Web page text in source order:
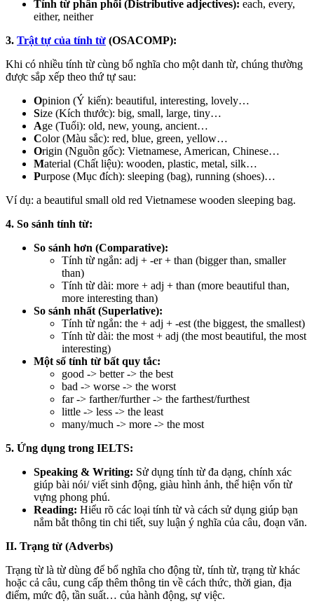
Tính từ phân phối (Distributive adjectives): each, every,
either, neither
3. Trật tự của tính từ (OSACOMP):
Khi có nhiều tính từ cùng bổ nghĩa cho một danh từ, chúng thường
được sắp xếp theo thứ tự sau:
Opinion (Ý kiến): beautiful, interesting, lovely…
Size (Kích thước): big, small, large, tiny…
Age (Tuổi): old, new, young, ancient…
Color (Màu sắc): red, blue, green, yellow…
Origin (Nguồn gốc): Vietnamese, American, Chinese…
Material (Chất liệu): wooden, plastic, metal, silk…
Purpose (Mục đích): sleeping (bag), running (shoes)…
Ví dụ: a beautiful small old red Vietnamese wooden sleeping bag.
4. So sánh tính từ:
So sánh hơn (Comparative):
Tính từ ngắn: adj + -er + than (bigger than, smaller
than)
Tính từ dài: more + adj + than (more beautiful than,
more interesting than)
So sánh nhất (Superlative):
Tính từ ngắn: the + adj + -est (the biggest, the smallest)
Tính từ dài: the most + adj (the most beautiful, the most
interesting)
Một số tính từ bất quy tắc:
good -> better -> the best
bad -> worse -> the worst
far -> farther/further -> the farthest/furthest
little -> less -> the least
many/much -> more -> the most
5. Ứng dụng trong IELTS:
Speaking & Writing: Sử dụng tính từ đa dạng, chính xác
giúp bài nói/ viết sinh động, giàu hình ảnh, thể hiện vốn từ
vựng phong phú.
Reading: Hiểu rõ các loại tính từ và cách sử dụng giúp bạn
nắm bắt thông tin chi tiết, suy luận ý nghĩa của câu, đoạn văn.
II. Trạng từ (Adverbs)
Trạng từ là từ dùng để bổ nghĩa cho động từ, tính từ, trạng từ khác
hoặc cả câu, cung cấp thêm thông tin về cách thức, thời gian, địa
điểm, mức độ, tần suất… của hành động, sự việc.